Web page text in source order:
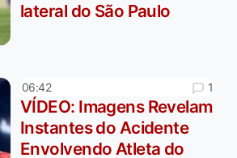
lateral do São Paulo
06:42 1
VÍDEO: Imagens Revelam
Instantes do Acidente
Envolvendo Atleta do